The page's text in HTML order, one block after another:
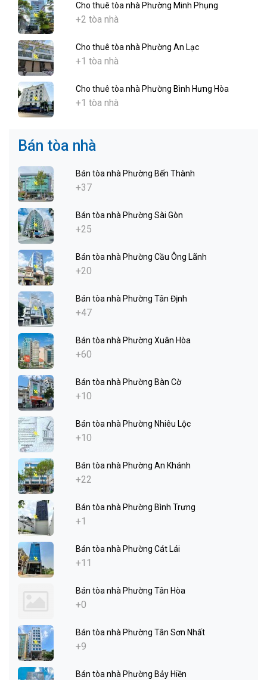
Cho thuê tòa nhà Phường Minh Phụng
+2 tòa nhà
Cho thuê tòa nhà Phường An Lạc
+1 tòa nhà
Cho thuê tòa nhà Phường Bình Hưng Hòa
+1 tòa nhà
Bán tòa nhà
Bán tòa nhà Phường Bến Thành
+37
Bán tòa nhà Phường Sài Gòn
+25
Bán tòa nhà Phường Cầu Ông Lãnh
+20
Bán tòa nhà Phường Tân Định
+47
Bán tòa nhà Phường Xuân Hòa
+60
Bán tòa nhà Phường Bàn Cờ
+10
Bán tòa nhà Phường Nhiêu Lộc
+10
Bán tòa nhà Phường An Khánh
+22
Bán tòa nhà Phường Bình Trưng
+1
Bán tòa nhà Phường Cát Lái
+11
Bán tòa nhà Phường Tân Hòa
+0
Bán tòa nhà Phường Tân Sơn Nhất
+9
Bán tòa nhà Phường Bảy Hiền